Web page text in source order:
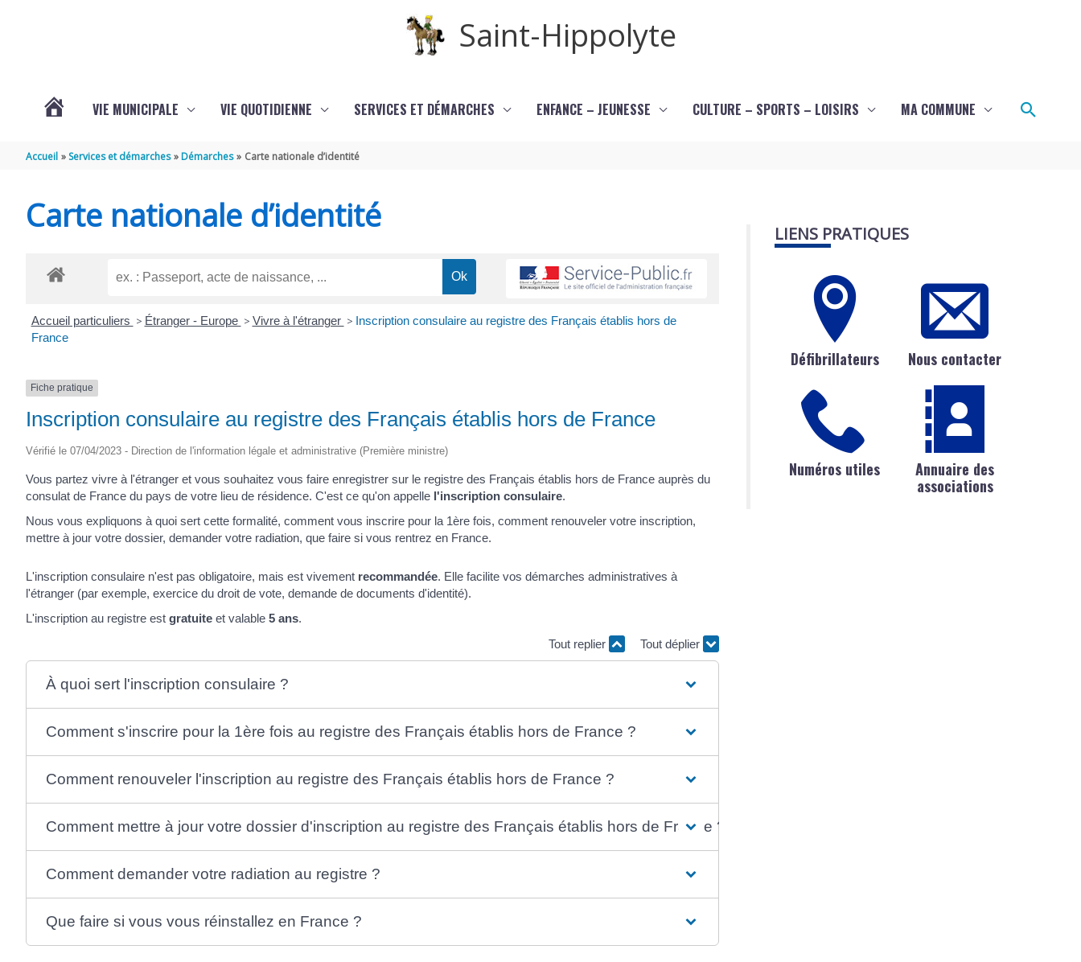
Saint-Hippolyte
SAINT-
HIPPOLYTE
(17430)
VIE MUNICIPALE VIE QUOTIDIENNE SERVICES ET DÉMARCHES ENFANCE – JEUNESSE CULTURE – SPORTS – LOISIRS MA COMMUNE
Accueil Services et démarches Démarches Carte nationale d’identité
Carte nationale d’identité
Accueil particuliers > Étranger - Europe > Vivre à l'étranger > Inscription consulaire au registre des Français établis hors de
France
Fiche pratique
Inscription consulaire au registre des Français établis hors de France
Vérifié le 07/04/2023 - Direction de l'information légale et administrative (Première ministre)
Vous partez vivre à l'étranger et vous souhaitez vous faire enregistrer sur le registre des Français établis hors de France auprès du
consulat de France du pays de votre lieu de résidence. C'est ce qu'on appelle l'inscription consulaire.
Nous vous expliquons à quoi sert cette formalité, comment vous inscrire pour la 1ère fois, comment renouveler votre inscription,
mettre à jour votre dossier, demander votre radiation, que faire si vous rentrez en France.
L'inscription consulaire n'est pas obligatoire, mais est vivement recommandée. Elle facilite vos démarches administratives à
l'étranger (par exemple, exercice du droit de vote, demande de documents d'identité).
L'inscription au registre est gratuite et valable 5 ans.
Tout replier
Tout déplier
À quoi sert l'inscription consulaire ?
Comment s'inscrire pour la 1ère fois au registre des Français établis hors de France ?
Comment renouveler l'inscription au registre des Français établis hors de France ?
Comment mettre à jour votre dossier d'inscription au registre des Français établis hors de France ?
Comment demander votre radiation au registre ?
Que faire si vous vous réinstallez en France ?
LIENS PRATIQUES
Défibrillateurs Nous contacter
Numéros utiles
Annuaire des
associations